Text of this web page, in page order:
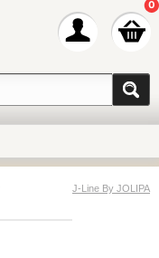
0
J-Line By JOLIPA